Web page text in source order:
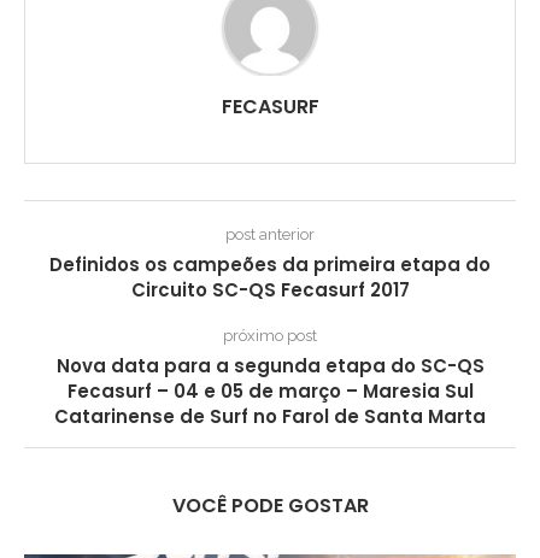
FECASURF
post anterior
Definidos os campeões da primeira etapa do
Circuito SC-QS Fecasurf 2017
próximo post
Nova data para a segunda etapa do SC-QS
Fecasurf – 04 e 05 de março – Maresia Sul
Catarinense de Surf no Farol de Santa Marta
VOCÊ PODE GOSTAR